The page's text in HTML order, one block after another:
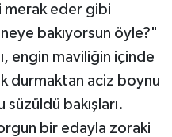
merak eder gibi
bakıyorsun öyle?"
engin maviliğin içinde
durmaktan aciz boynu
bakışları.
bir edayla zoraki